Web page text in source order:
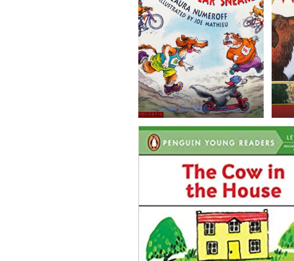
Dogs Don’t Wear Sneakers